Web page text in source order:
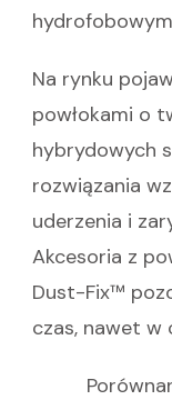
Na rynku
powłokami o
hybrydowych
rozwiązania
uderzenia i
Akcesoria z
Dust-Fix™
czas, nawet w